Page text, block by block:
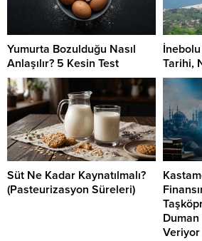
Yumurta Bozulduğu Nasıl
Anlaşılır? 5 Kesin Test
Tarihi,
Süt Ne Kadar Kaynatılmalı?
(Pasteurizasyon Süreleri)
Duman
Veriyor